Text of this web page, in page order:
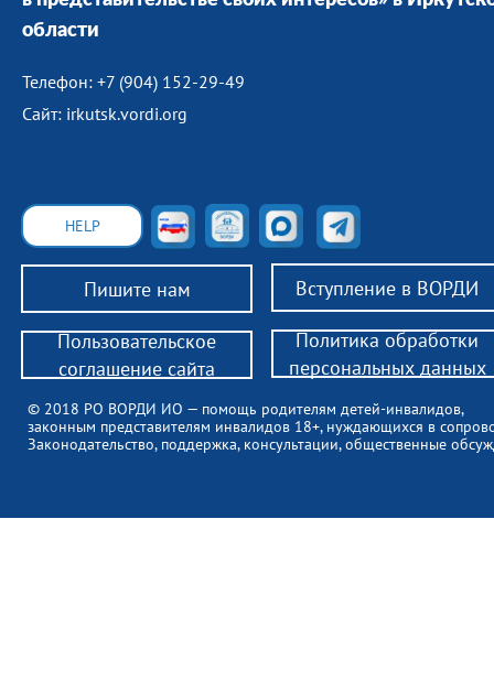
области
Телефон: +7 (904) 152-29-49
Сайт: irkutsk.vordi.org
Пишите нам Вступление в ВОРДИ
© 2018 РО ВОРДИ ИО — помощь родителям детей-инвалидов,
законным представителям инвалидов 18+, нуждающихся в
Законодательство, поддержка, консультации, общественные
HELP
Пользовательское
соглашение сайта
Политика обработки
персональных данных